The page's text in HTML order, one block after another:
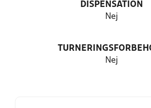
DISPENSATION
Nej
Nej